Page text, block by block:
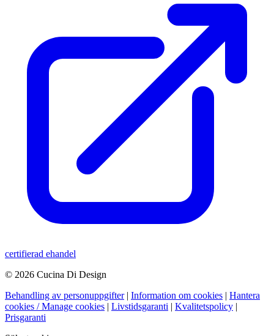
certifierad ehandel
© 2026 Cucina Di Design
Behandling av personuppgifter | Information om cookies | Hantera
cookies / Manage cookies | Livstidsgaranti | Kvalitetspolicy |
Prisgaranti